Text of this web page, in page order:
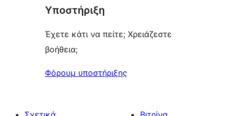
review
Υποστήριξη
Έχετε κάτι να πείτε; Χρειάζεστε
βοήθεια;
Φόρουμ υποστήριξης